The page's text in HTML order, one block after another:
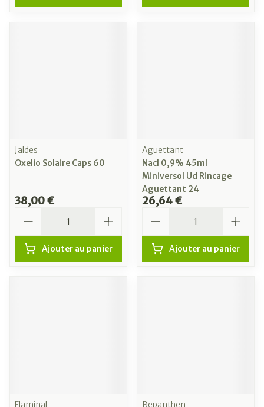
Jaldes
Oxelio Solaire Caps 60
38,00 €
Ajouter au panier
Aguettant
Nacl 0,9% 45ml
Miniversol Ud Rincage
Aguettant 24
26,64 €
Ajouter au panier
Flaminal Bepanthen